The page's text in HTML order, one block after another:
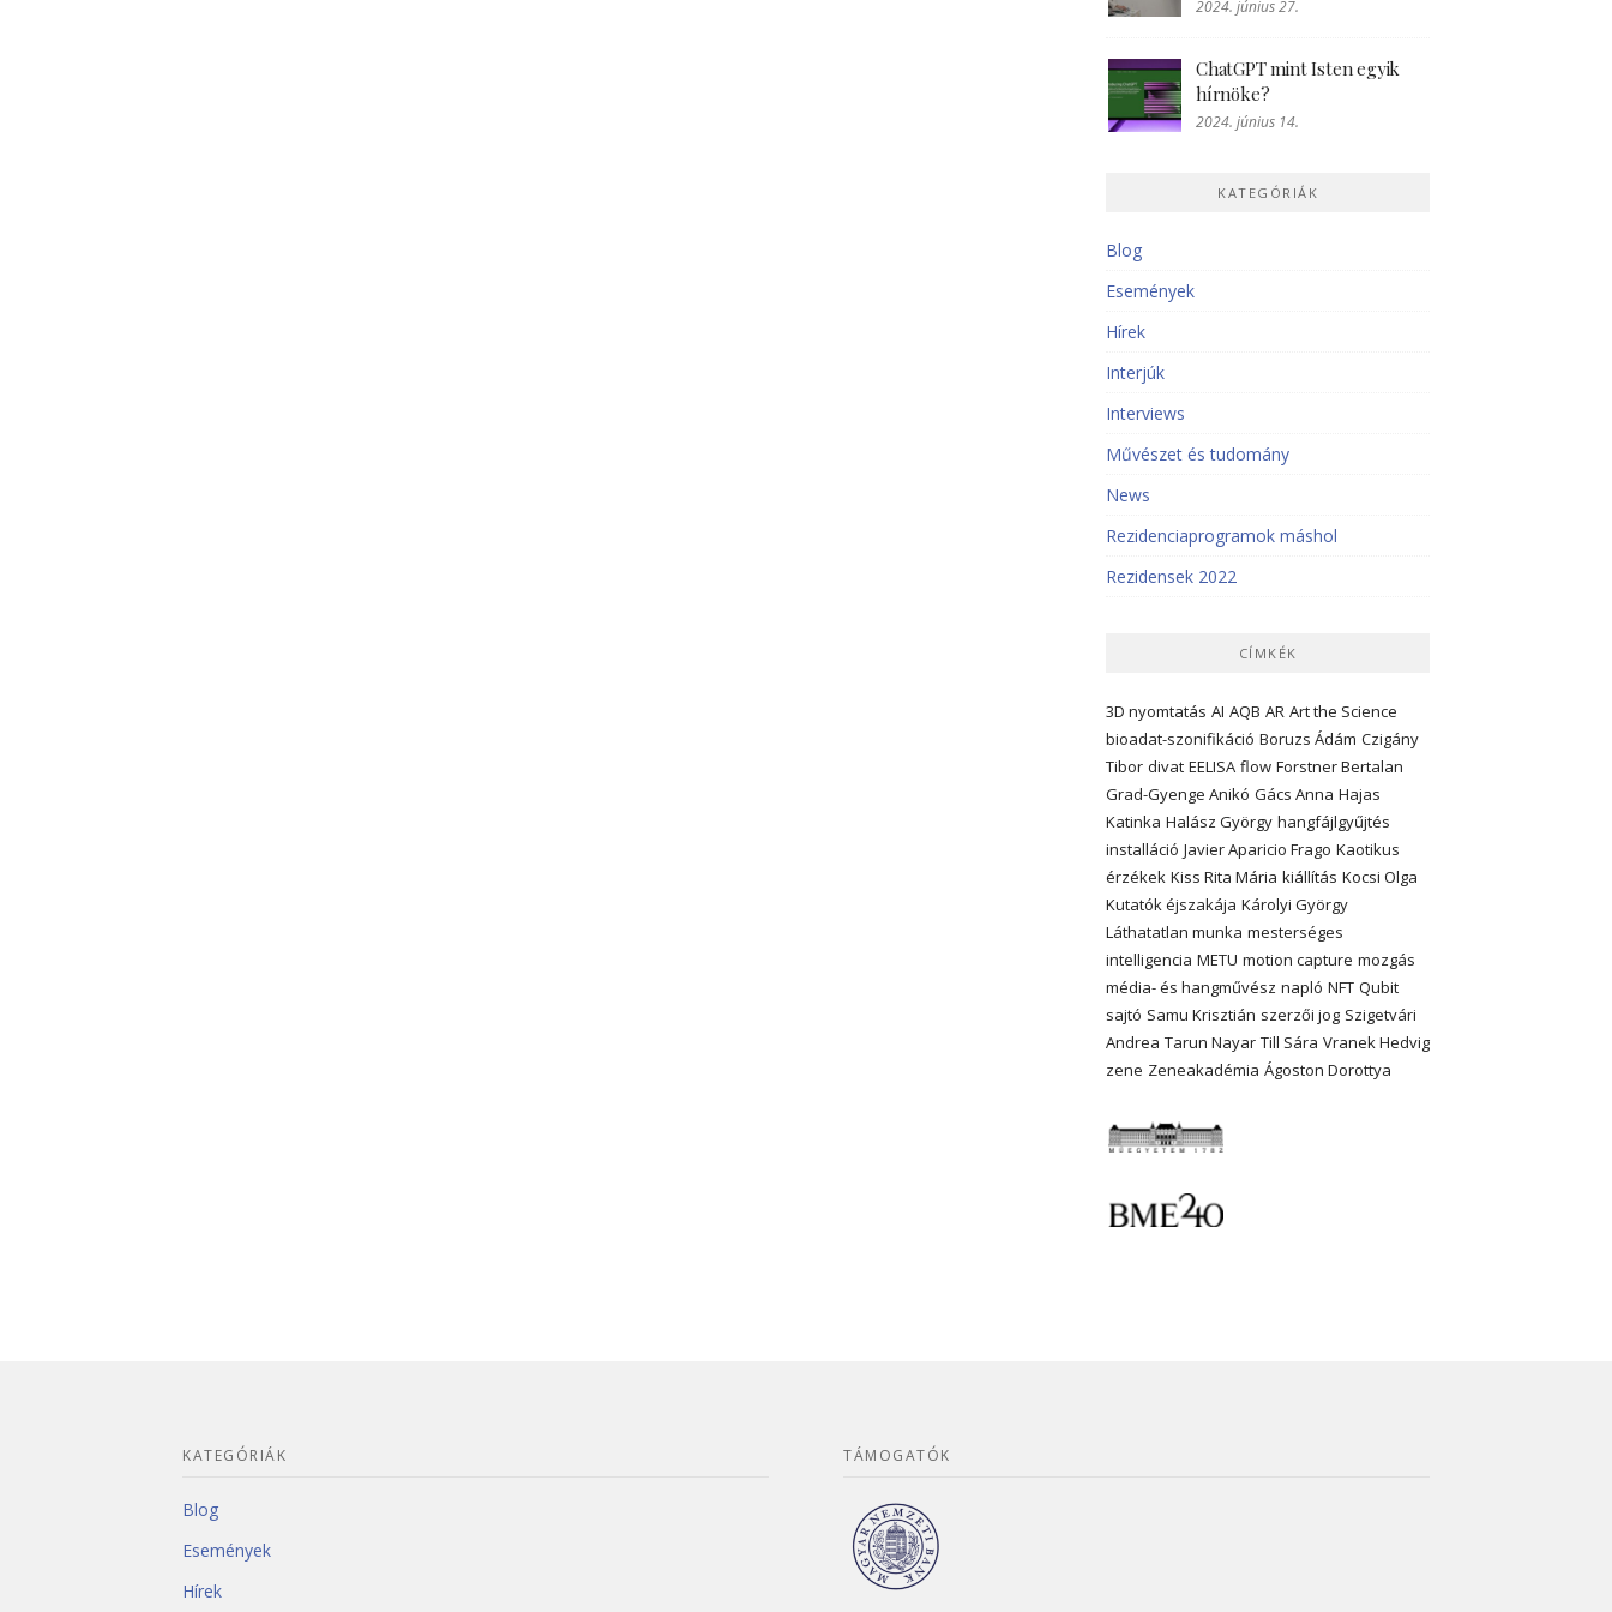
2024. június 27.
ChatGPT mint Isten egyik
hírnöke?
2024. június 14.
KATEGÓRIÁK
Blog
Események
Hírek
Interjúk
Interviews
Művészet és tudomány
News
Rezidenciaprogramok máshol
Rezidensek 2022
CÍMKÉK
3D nyomtatás AI AQB AR Art the Science
bioadat-szonifikáció Boruzs Ádám Czigány
Tibor divat EELISA flow Forstner Bertalan
Grad-Gyenge Anikó Gács Anna Hajas
Katinka Halász György hangfájlgyűjtés
installáció Javier Aparicio Frago Kaotikus
érzékek Kiss Rita Mária kiállítás Kocsi Olga
Kutatók éjszakája Károlyi György
Láthatatlan munka mesterséges
intelligencia METU motion capture mozgás
média- és hangművész napló NFT Qubit
sajtó Samu Krisztián szerzői jog Szigetvári
Andrea Tarun Nayar Till Sára Vranek Hedvig
zene Zeneakadémia Ágoston Dorottya
KATEGÓRIÁK
Blog
Események
Hírek
TÁMOGATÓK